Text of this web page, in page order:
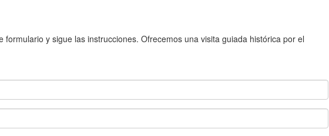
y sigue las instrucciones. Ofrecemos una visita guiada histórica por el